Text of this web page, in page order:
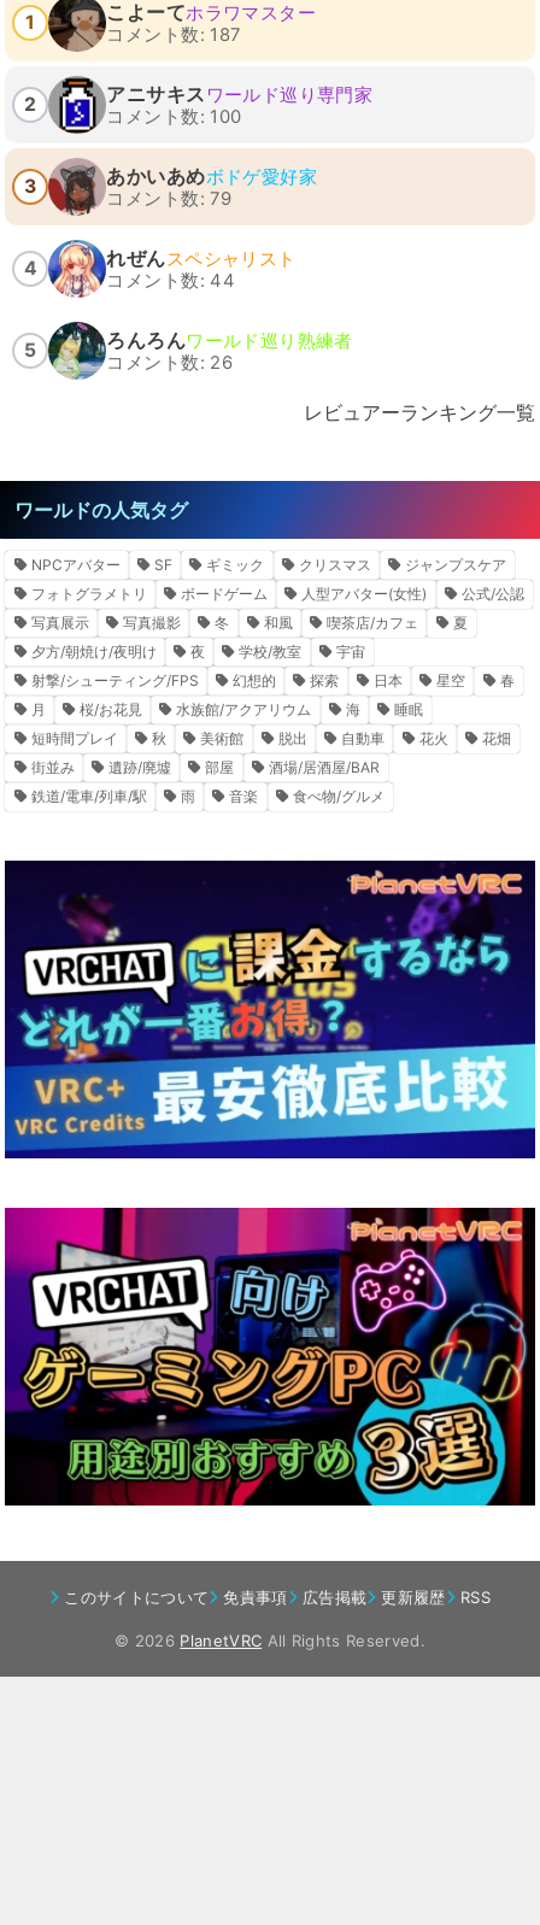
1 こよーてホラワマスター
コメント数: 187
2 アニサキス ワールド巡り専門家
コメント数: 100
3 あかいあめボドゲ愛好家
コメント数: 79
4 れぜんスペシャリスト
コメント数: 44
5 ろんろんワールド巡り熟練者
コメント数: 26
レビュアーランキング一覧
ワールドの人気タグ
NPCアバター SF ギミック クリスマス
ジャンプスケア
フォトグラメトリ
ボードゲーム 人型アバター(女性)
公式/公認
写真展示
写真撮影 冬 和風 喫茶店/カフェ
夏
夕方/朝焼け/夜明け
夜 学校/教室
宇宙
射撃/シューティング/FPS
幻想的 探索 日本 星空
春
月
桜/お花見 水族館/アクアリウム 海
睡眠
短時間プレイ
秋 美術館 脱出 自動車 花火
花畑
街並み
遺跡/廃墟 部屋
酒場/居酒屋/BAR
鉄道/電車/列車/駅
雨 音楽 食べ物/グルメ
このサイトについて 免責事項 広告掲載 更新履歴 RSS
© 2026 PlanetVRC All Rights Reserved.